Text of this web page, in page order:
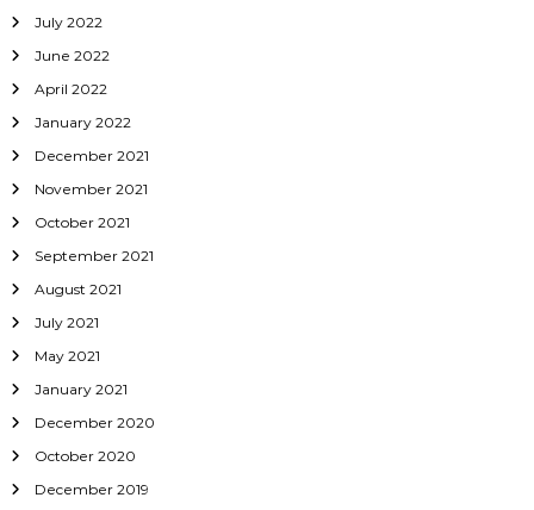
July 2022
June 2022
April 2022
January 2022
December 2021
November 2021
October 2021
September 2021
August 2021
July 2021
May 2021
January 2021
December 2020
October 2020
December 2019